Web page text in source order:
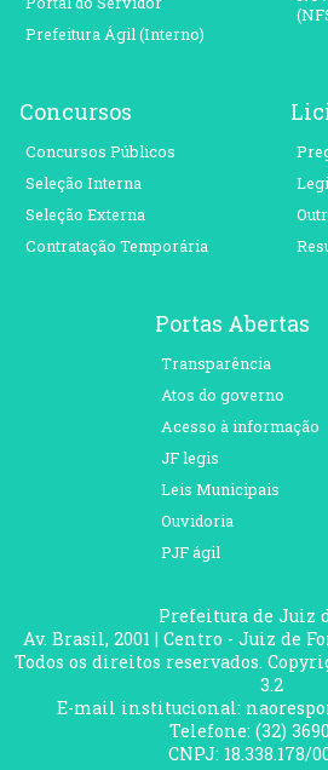
Prefeitura Ágil (Interno)
Concursos
Concursos Públicos
Seleção Interna
Seleção Externa
Contratação Temporária
Portas Abertas
Transparência
Atos do governo
Acesso à informação
JF legis
Leis Municipais
Ouvidoria
PJF ágil
Prefeitura de Juiz
Av. Brasil, 2001 | Centro - Juiz de
Todos os direitos reservados.
3.2
E-mail institucional:
Telefone: (32)
CNPJ: 18.338.178/